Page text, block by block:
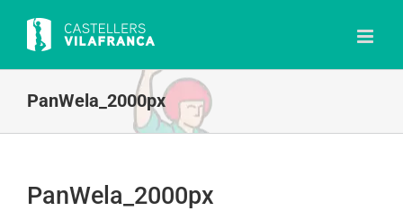
content
PanWela_2000px
PanWela_2000px